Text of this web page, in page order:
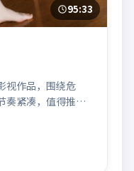
95:33
视作品，围绕危
奏紧凑，值得推荐